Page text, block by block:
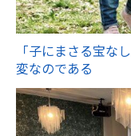
「子にまさる宝な
変なのである